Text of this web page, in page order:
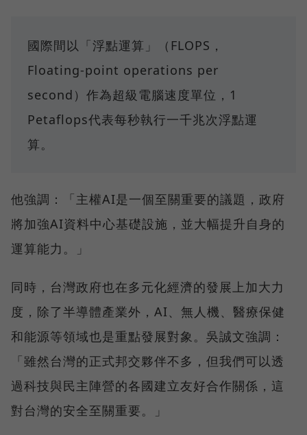
國際間以「浮點運算」（FLOPS，
Floating-point operations per
second）作為超級電腦速度單位，1
Petaflops代表每秒執行一千兆次浮點運
算。
他強調：「主權AI是一個至關重要的議題，政府
將加強AI資料中心基礎設施，並大幅提升自身的
運算能力。」
同時，台灣政府也在多元化經濟的發展上加大力
度，除了半導體產業外，AI、無人機、醫療保健
和能源等領域也是重點發展對象。吳誠文強調：
「雖然台灣的正式邦交夥伴不多，但我們可以透
過科技與民主陣營的各國建立友好合作關係，這
對台灣的安全至關重要。」